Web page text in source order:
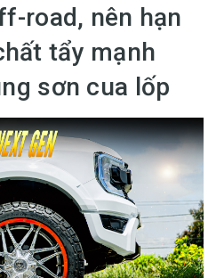
road, nên hạn
tẩy mạnh
sơn cua lốp